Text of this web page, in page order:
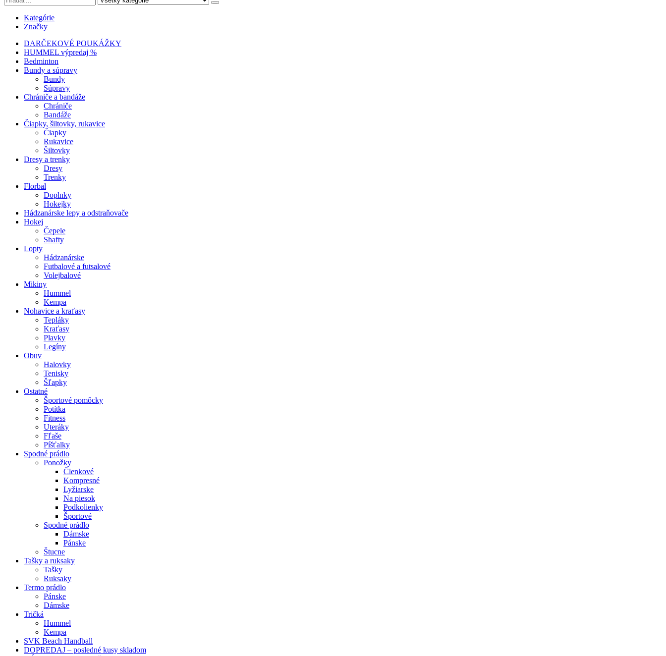
Kategórie
Značky
DARČEKOVÉ POUKÁŽKY
HUMMEL výpredaj %
Bedminton
Bundy a súpravy
Bundy
Súpravy
Chrániče a bandáže
Chrániče
Bandáže
Čiapky, šiltovky, rukavice
Čiapky
Rukavice
Šiltovky
Dresy a trenky
Dresy
Trenky
Florbal
Doplnky
Hokejky
Hádzanárske lepy a odstraňovače
Hokej
Čepele
Shafty
Lopty
Hádzanárske
Futbalové a futsalové
Volejbalové
Mikiny
Hummel
Kempa
Nohavice a kraťasy
Tepláky
Kraťasy
Plavky
Legíny
Obuv
Halovky
Tenisky
Šľapky
Ostatné
Športové pomôcky
Potítka
Fitness
Uteráky
Fľaše
Píšťalky
Spodné prádlo
Ponožky
Členkové
Kompresné
Lyžiarske
Na piesok
Podkolienky
Športové
Spodné prádlo
Dámske
Pánske
Štucne
Tašky a ruksaky
Tašky
Ruksaky
Termo prádlo
Pánske
Dámske
Tričká
Hummel
Kempa
SVK Beach Handball
DOPREDAJ – posledné kusy skladom